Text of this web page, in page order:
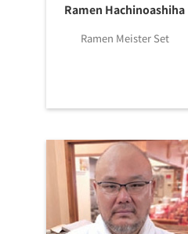
Ramen Hachinoashiha
Ramen Meister Set